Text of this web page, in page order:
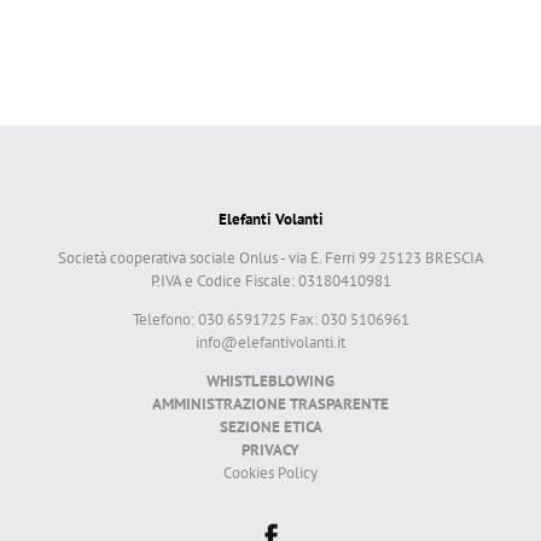
Elefanti Volanti
Società cooperativa sociale Onlus - via E. Ferri 99 25123 BRESCIA
P.IVA e Codice Fiscale: 03180410981
Telefono: 030 6591725 Fax: 030 5106961
info@elefantivolanti.it
WHISTLEBLOWING
AMMINISTRAZIONE TRASPARENTE
SEZIONE ETICA
PRIVACY
Cookies Policy